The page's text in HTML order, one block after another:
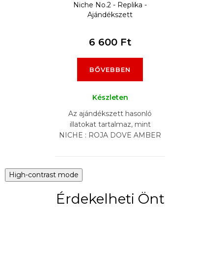
Niche No.2 - Replika -
Ajándékszett
6 600 Ft
BŐVEBBEN
Készleten
Az ajándékszett hasonló
illatokat tartalmaz, mint
NICHE : ROJA DOVE AMBER
MANCERA ROSES VANILLE ,
High-contrast mode
Érdekelheti Önt